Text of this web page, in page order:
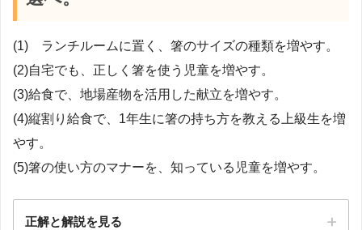
(1) ランチルームに置く、箸のサイズの種類を増やす。
(2)自宅でも、正しく箸を使う児童を増やす。
(3)給食で、地場産物を活用した献立を増やす。
(4)縦割り給食で、1年生に箸の持ち方を教える上級生を増
やす。
(5)箸の使い方のマナーを、知っている児童を増やす。
正解と解説を見る